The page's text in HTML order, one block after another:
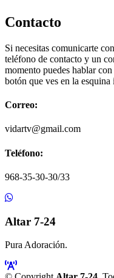
Contacto
Si necesitas comunicarte
teléfono de contacto y un
momento puedes hablar
botón que ves en la
Correo:
vidartv@gmail.com
Teléfono:
968-35-30-30/33
Altar 7-24
Pura Adoración.